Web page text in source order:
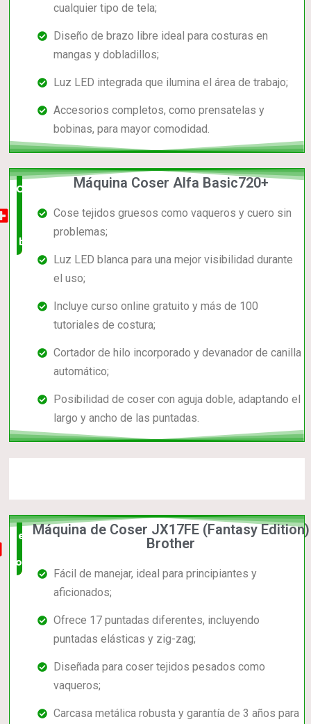
cualquier tipo de tela;
Diseño de brazo libre ideal para costuras en
mangas y dobladillos;
Luz LED integrada que ilumina el área de trabajo;
Accesorios completos, como prensatelas y
bobinas, para mayor comodidad.
Opción
muy
buena
Máquina Coser Alfa Basic720+
Cose tejidos gruesos como vaqueros y cuero sin
problemas;
Luz LED blanca para una mejor visibilidad durante
el uso;
Incluye curso online gratuito y más de 100
tutoriales de costura;
Cortador de hilo incorporado y devanador de canilla
automático;
Posibilidad de coser con aguja doble, adaptando el
largo y ancho de las puntadas.
el mas
completo
Máquina de Coser JX17FE (Fantasy Edition)
Brother
Fácil de manejar, ideal para principiantes y
aficionados;
Ofrece 17 puntadas diferentes, incluyendo
puntadas elásticas y zig-zag;
Diseñada para coser tejidos pesados como
vaqueros;
Carcasa metálica robusta y garantía de 3 años para